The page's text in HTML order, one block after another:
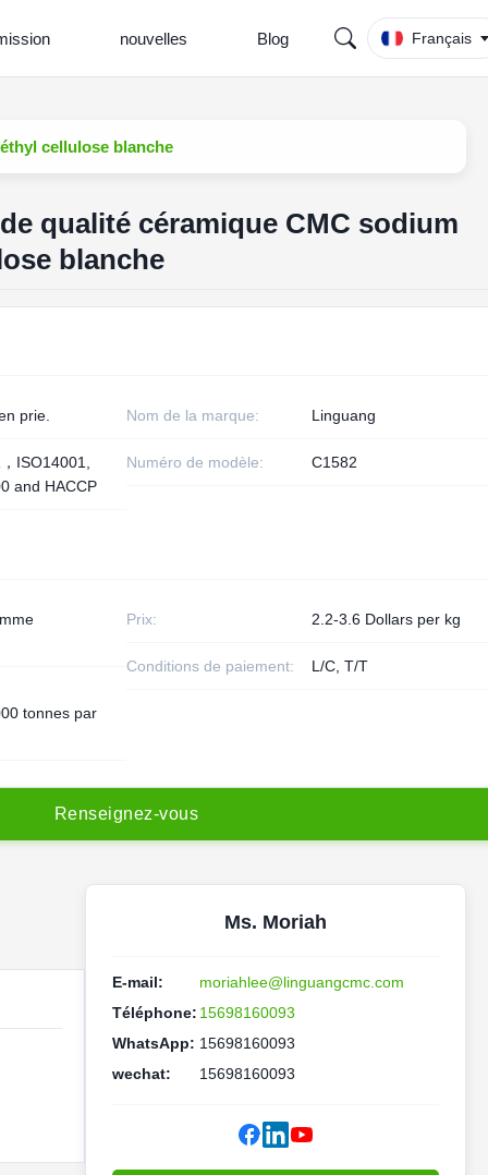
nouvelles Blog Français
cellulose blanche
qualité céramique CMC sodium
blanche
prie. Nom de la marque: Linguang
ISO14001,
and HACCP
Numéro de modèle: C1582
Prix: 2.2-3.6 Dollars per kg
Conditions de paiement: L/C, T/T
tonnes par
Renseignez-vous
Ms. Moriah
E-mail:
moriahlee@linguangcmc.com
Téléphone: 15698160093
WhatsApp: 15698160093
wechat:
15698160093